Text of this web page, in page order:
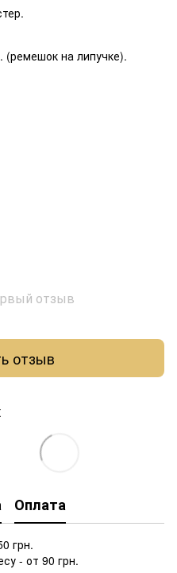
(ремешок на липучке).
отзыв
отзыв
Оплата
грн.
- от 90 грн.